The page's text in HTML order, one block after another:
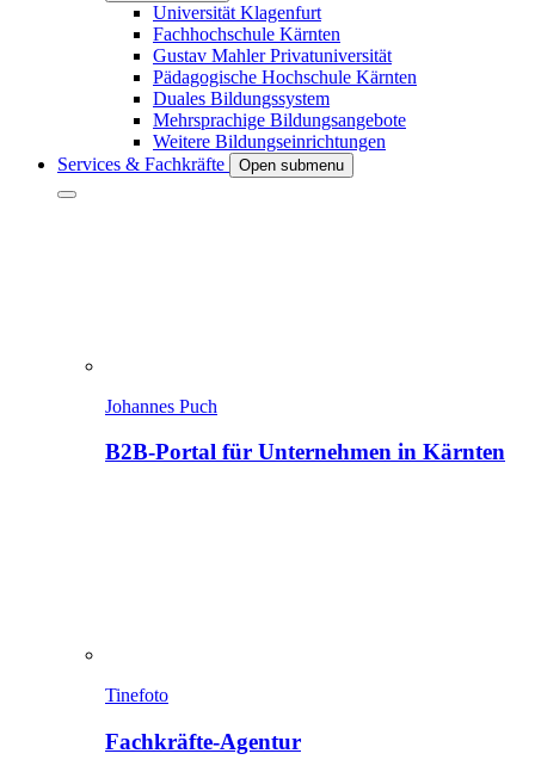
Universität Klagenfurt
Fachhochschule Kärnten
Gustav Mahler Privatuniversität
Pädagogische Hochschule Kärnten
Duales Bildungssystem
Mehrsprachige Bildungsangebote
Weitere Bildungseinrichtungen
Services & Fachkräfte
Open submenu
Johannes Puch
B2B-Portal für Unternehmen in Kärnten
Tinefoto
Fachkräfte-Agentur